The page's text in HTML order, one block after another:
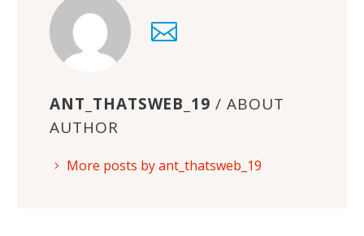
ANT_THATSWEB_19/ ABOUT
AUTHOR
More posts by ant_thatsweb_19